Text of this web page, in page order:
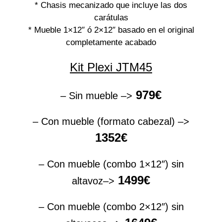
* Chasis mecanizado que incluye las dos
carátulas
* Mueble 1×12″ ó 2×12″ basado en el original
completamente acabado
Kit Plexi JTM45
– Sin mueble –> 979€
– Con mueble (formato cabezal) –>
1352€
– Con mueble (combo 1×12″) sin
altavoz–> 1499€
– Con mueble (combo 2×12″) sin